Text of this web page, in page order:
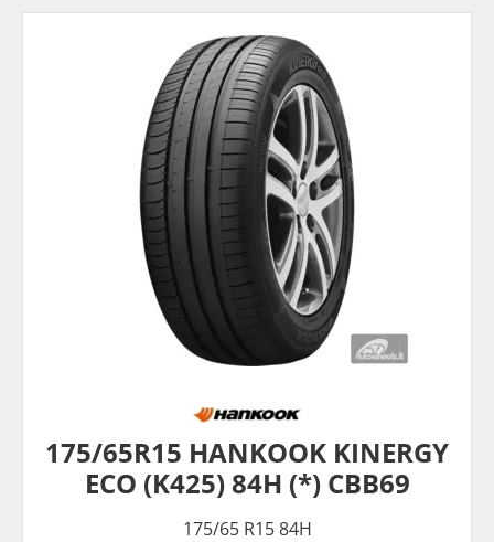
175/65R15 HANKOOK KINERGY
ECO (K425) 84H (*) CBB69
175/65 R15 84H